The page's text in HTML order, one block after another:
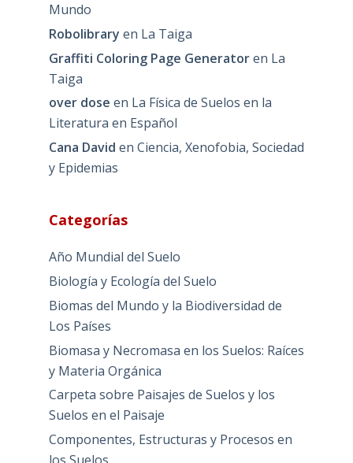
Mundo
Robolibrary en La Taiga
Graffiti Coloring Page Generatoren La
Taiga
over dose en La Física de Suelos en la
Literatura en Español
Cana David en Ciencia, Xenofobia, Sociedad
y Epidemias
Categorías
Año Mundial del Suelo
Biología y Ecología del Suelo
Biomas del Mundo y la Biodiversidad de
Los Países
Biomasa y Necromasa en los Suelos: Raíces
y Materia Orgánica
Carpeta sobre Paisajes de Suelos y los
Suelos en el Paisaje
Componentes, Estructuras y Procesos en